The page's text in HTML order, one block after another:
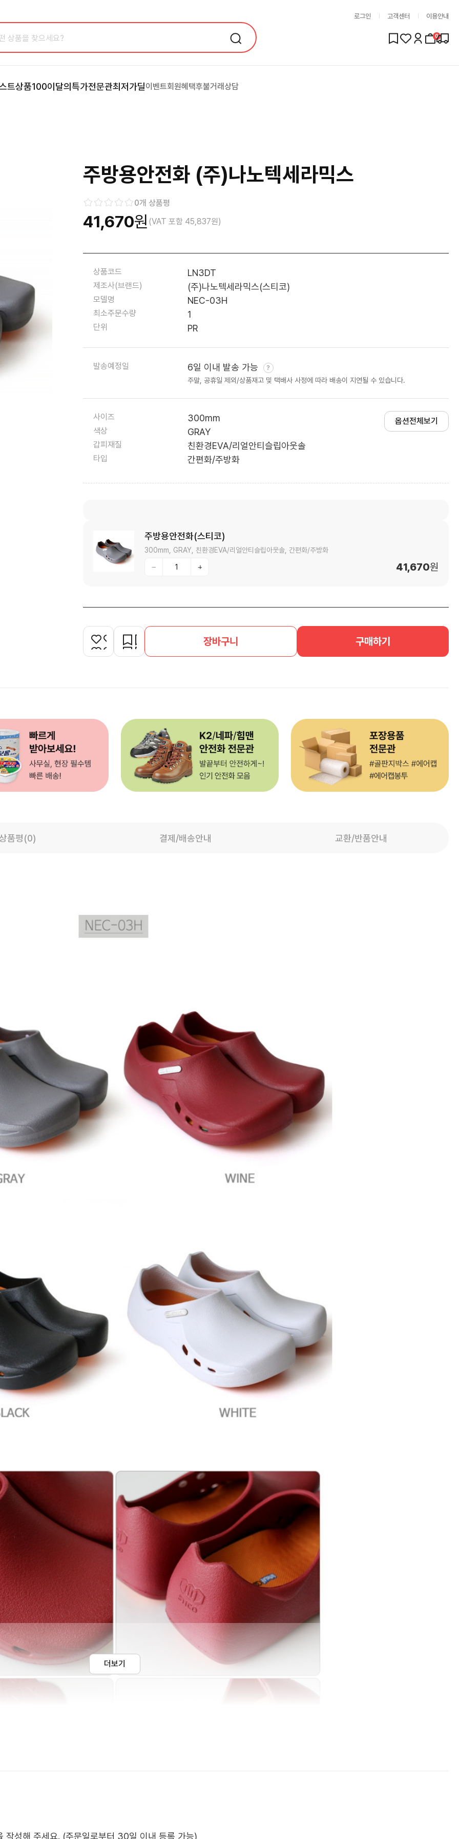
로그인 고객센터 이용안내
0
트상품100이달의특가전문관최저가딜이벤트회원혜택후불거래상담
주방용안전화 (주)나노텍세라믹스
0개 상품평
41,670원 (VAT 포함 45,837원)
상품코드 LN3DT
제조사(브랜드) (주)나노텍세라믹스(스티코)
모델명 NEC-03H
최소주문수량 1
단위 PR
발송예정일 6일 이내 발송 가능
주말, 공휴일 제외/상품재고 및 택배사 사정에 따라 배송이 지연될 수 있습니다.
사이즈 300mm
색상 GRAY
갑피재질 친환경EVA/리얼안티슬립아웃솔
타입 간편화/주방화
옵션전체보기
주방용안전화(스티코)
300mm, GRAY, 친환경EVA/리얼안티슬립아웃솔, 간편화/주방화
41,670원
장바구니 구매하기
품평(0) 결제/배송안내 교환/반품안내
더보기
작성해 주세요. (주문일로부터 30일 이내 등록 가능)